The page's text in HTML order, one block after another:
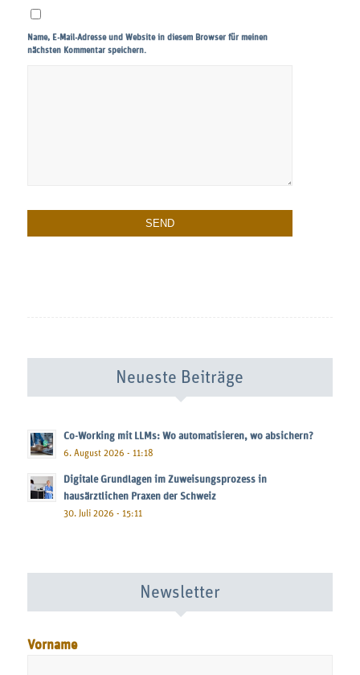
Name, E-Mail-Adresse und Website in diesem Browser für meinen
nächsten Kommentar speichern.
Neueste Beiträge
Co-Working mit LLMs: Wo automatisieren, wo absichern?
6. August 2026 - 11:18
Digitale Grundlagen im Zuweisungsprozess in
hausärztlichen Praxen der Schweiz
30. Juli 2026 - 15:11
Newsletter
Vorname